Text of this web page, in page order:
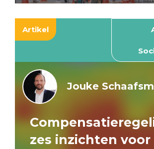
Artikel
Jouke
zes inzichten voor